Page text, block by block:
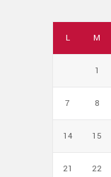
L M
1
7 8
14 15
21 22